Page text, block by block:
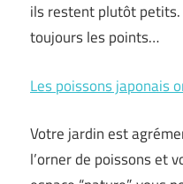
ils restent plutôt
toujours les points…
Les poissons japonais
Votre jardin est
l’orner de poissons et